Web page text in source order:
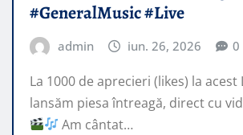
#GeneralMusic #Live
admin iun. 26, 2026 0
La 1000 de aprecieri (likes) la acest
lansăm piesa întreagă, direct cu
Am cântat…